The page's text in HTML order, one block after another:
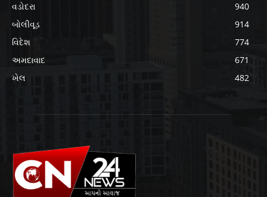
વડોદરા
940
બોલીવૂડ
914
વિદેશ
774
અમદાવાદ
671
ખેલ
482